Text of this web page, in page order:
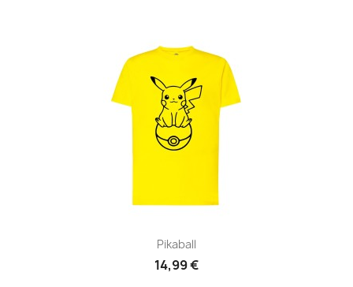
Pikaball
14,99 €